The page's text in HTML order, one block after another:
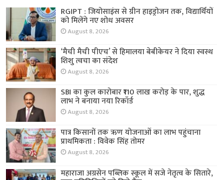
RGIPT : जियोसाइंस से ग्रीन हाइड्रोजन तक, विद्यार्थियों
को मिलेंगे नए शोध अवसर
August 8, 2026
‘मैची मैची पीएच’ से हिमालया बेबीकेयर ने दिया स्वस्थ
शिशु त्वचा का संदेश
August 8, 2026
SBI का कुल कारोबार ₹110 लाख करोड़ के पार, शुद्ध
लाभ ने बनाया नया रिकॉर्ड
August 8, 2026
पात्र किसानों तक ऋण योजनाओं का लाभ पहुंचाना
प्राथमिकता : विवेक सिंह तोमर
August 8, 2026
महाराजा अग्रसेन पब्लिक स्कूल में सजे नेतृत्व के सितारे,